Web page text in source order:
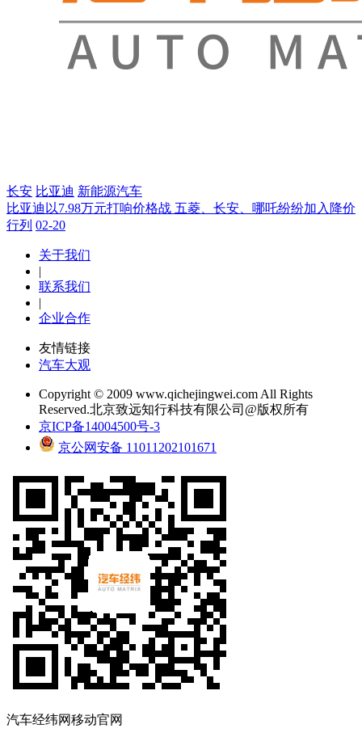
长安 比亚迪 新能源汽车
比亚迪以7.98万元打响价格战 五菱、长安、哪吒纷纷加入降价
行列 02-20
关于我们
|
联系我们
|
企业合作
友情链接
汽车大观
Copyright © 2009 www.qichejingwei.com All Rights
Reserved.北京致远知行科技有限公司@版权所有
京ICP备14004500号-3
京公网安备 11011202101671
汽车经纬网移动官网